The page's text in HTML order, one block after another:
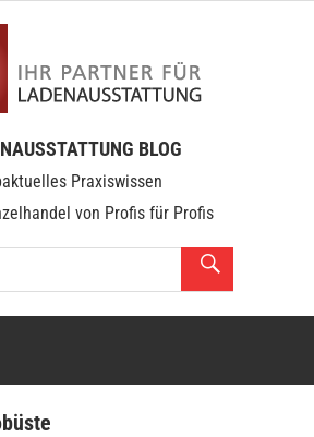
BLOG
Praxiswissen
von Profis für Profis